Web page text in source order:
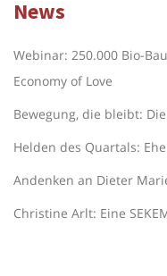
News
Webinar: 250.000 Bio-
Economy of Love
Bewegung, die bleibt:
Helden des Quartals:
Andenken an Dieter
Christine Arlt: Eine